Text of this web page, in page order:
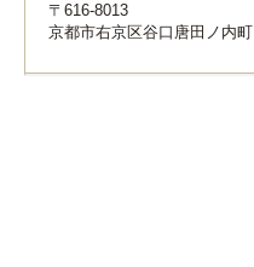
〒616-8013
京都市右京区谷口唐田ノ内町